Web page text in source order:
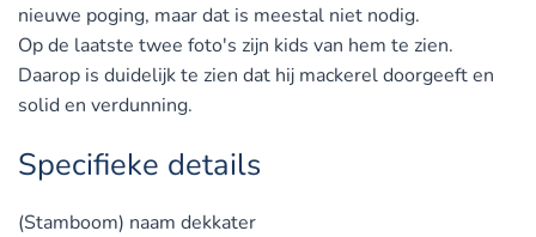
nieuwe poging, maar dat is meestal niet nodig.
Op de laatste twee foto's zijn kids van hem te zien.
Daarop is duidelijk te zien dat hij mackerel doorgeeft en
solid en verdunning.
Specifieke details
(Stamboom) naam dekkater